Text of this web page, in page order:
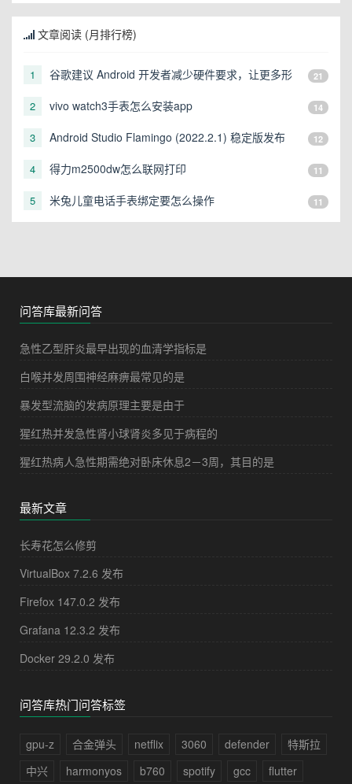
文章阅读 (月排行榜)
1
谷歌建议 Android 开发者减少硬件要求，让更多形
21
2 vivo watch3手表怎么安装app 14
3 Android Studio Flamingo (2022.2.1) 稳定版发布 12
4 得力m2500dw怎么联网打印 11
5 米兔儿童电话手表绑定要怎么操作 11
问答库最新问答
急性乙型肝炎最早出现的血清学指标是
白喉并发周围神经麻痹最常见的是
暴发型流脑的发病原理主要是由于
猩红热并发急性肾小球肾炎多见于病程的
猩红热病人急性期需绝对卧床休息2－3周，其目的是
最新文章
长寿花怎么修剪
VirtualBox 7.2.6 发布
Firefox 147.0.2 发布
Grafana 12.3.2 发布
Docker 29.2.0 发布
问答库热门问答标签
gpu-z 合金弹头 netflix 3060 defender
特斯拉
中兴
harmonyos b760 spotify gcc flutter